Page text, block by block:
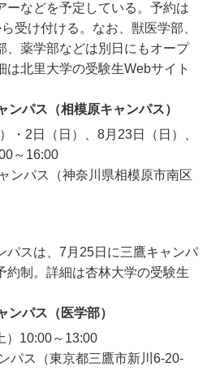
ーなどを予定している。予約は
受け付ける。なお、獣医学部、
、薬学部などは別日にもオープ
は北里大学の受験生Webサイト
ンパス（相模原キャンパス）
・2日（日）、8月23日（日）、
～16:00
ンパス（神奈川県相模原市南区
スは、7月25日に三鷹キャンパ
約制。詳細は杏林大学の受験生
ンパス（医学部）
）10:00～13:00
パス（東京都三鷹市新川6-20-